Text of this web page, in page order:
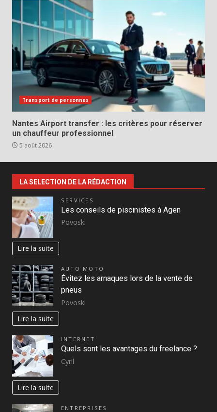
Transport de personnes
Nantes Airport transfer : les critères pour réserver
un chauffeur professionnel
5 août 2026
LA SELECTION DE LA RÉDACTION
SERVICES
Les conseils de piscinistes à Agen
Povoski
Lire la suite
AUTO MOTO
Évitez les arnaques lors de la vente de
pneus
Povoski
Lire la suite
INTERNET
Quels sont les avantages du freelance ?
Cyril
Lire la suite
ENTREPRISES